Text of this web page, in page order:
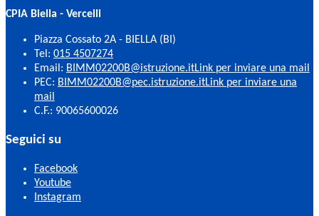
CPIA Biella - Vercelli
Piazza Cossato 2A - BIELLA (BI)
Tel: 015 4507274
Email: BIMM02200B@istruzione.itLink per inviare una mail
PEC: BIMM02200B@pec.istruzione.itLink per inviare una
mail
C.F.: 90065600026
Seguici su
Facebook
Youtube
Instagram